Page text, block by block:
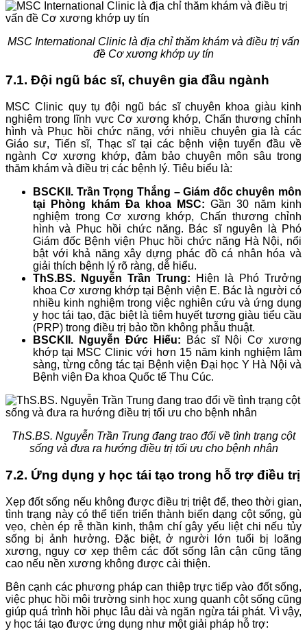
MSC International Clinic là địa chỉ thăm khám và điều trị vấn
đề Cơ xương khớp uy tín
7.1. Đội ngũ bác sĩ, chuyên gia đầu ngành
MSC Clinic quy tụ đội ngũ bác sĩ chuyên khoa giàu kinh
nghiệm trong lĩnh vực Cơ xương khớp, Chấn thương chỉnh
hình và Phục hồi chức năng, với nhiều chuyên gia là các
Giáo sư, Tiến sĩ, Thạc sĩ tại các bệnh viện tuyến đầu về
ngành Cơ xương khớp, đảm bảo chuyên môn sâu trong
thăm khám và điều trị các bệnh lý. Tiêu biểu là:
BSCKII. Trần Trọng Thắng – Giám đốc chuyên môn
tại Phòng khám Đa khoa MSC: Gần 30 năm kinh
nghiệm trong Cơ xương khớp, Chấn thương chỉnh
hình và Phục hồi chức năng. Bác sĩ nguyên là Phó
Giám đốc Bệnh viện Phục hồi chức năng Hà Nội, nổi
bật với khả năng xây dựng phác đồ cá nhân hóa và
giải thích bệnh lý rõ ràng, dễ hiểu.
ThS.BS. Nguyễn Trần Trung:
Hiện là Phó Trưởng
khoa Cơ xương khớp tại Bệnh viện E. Bác là người có
nhiều kinh nghiệm trong việc nghiên cứu và ứng dụng
y học tái tạo, đặc biệt là tiêm huyết tương giàu tiểu cầu
(PRP) trong điều trị bảo tồn không phẫu thuật.
BSCKII. Nguyễn Đức Hiếu:
Bác sĩ Nội Cơ xương
khớp tại MSC Clinic với hơn 15 năm kinh nghiệm lâm
sàng, từng công tác tại Bệnh viện Đại học Y Hà Nội và
Bệnh viện Đa khoa Quốc tế Thu Cúc.
ThS.BS. Nguyễn Trần Trung đang trao đổi về tình trạng cột
sống và đưa ra hướng điều trị tối ưu cho bệnh nhân
7.2. Ứng dụng y học tái tạo trong hỗ trợ điều trị
Xẹp đốt sống nếu không được điều trị triệt để, theo thời gian,
tình trạng này có thể tiến triển thành biến dạng cột sống, gù
vẹo, chèn ép rễ thần kinh, thậm chí gây yếu liệt chi nếu tủy
sống bị ảnh hưởng. Đặc biệt, ở người lớn tuổi bị loãng
xương, nguy cơ xẹp thêm các đốt sống lân cận cũng tăng
cao nếu nền xương không được cải thiện.
Bên cạnh các phương pháp can thiệp trực tiếp vào đốt sống,
việc phục hồi môi trường sinh học xung quanh cột sống cũng
giúp quá trình hồi phục lâu dài và ngăn ngừa tái phát. Vì vậy,
y học tái tạo được ứng dụng như một giải pháp hỗ trợ: